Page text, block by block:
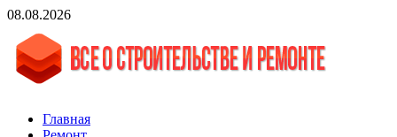
Skip
content
08.08.2026
vgasa.ru
Строительный журнал. Всё о строительстве и ремонтах
Главная